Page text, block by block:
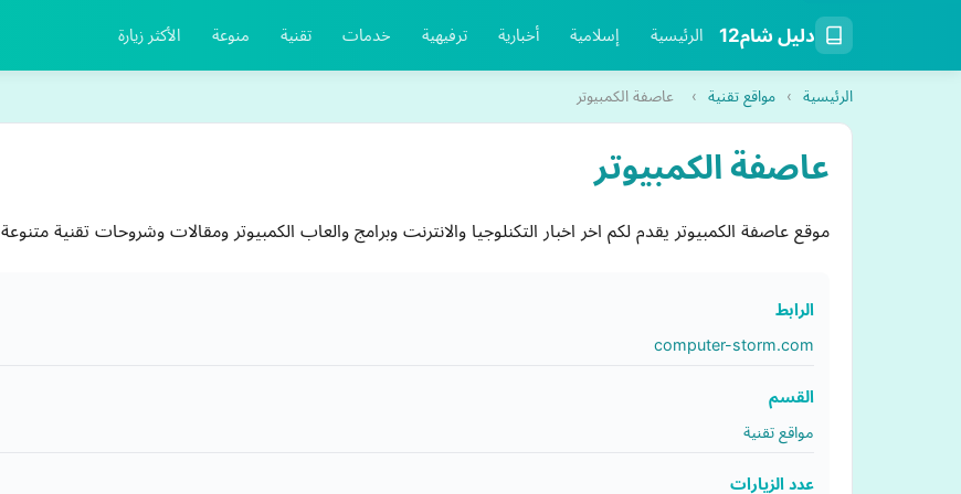
دليل شام12 الرئيسية إسلامية أخبارية ترفيهية خدمات تقنية منوعة الأكثر زيارة
الرئيسية › مواقع تقنية › عاصفة الكمبيوتر
عاصفة الكمبيوتر
موقع عاصفة الكمبيوتر يقدم لكم اخر اخبار التكنلوجيا والانترنت وبرامج والعاب الكمبيوتر ومقالات وشروحات تقنية متنوعة
الرابط
computer-storm.com
القسم
مواقع تقنية
عدد الزيارات